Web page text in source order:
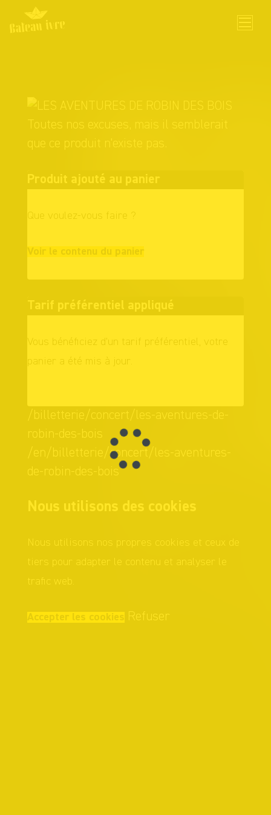
content
Toutes nos excuses, mais il semblerait
que ce produit n'existe pas.
Produit ajouté au panier
Que voulez-vous faire ?
Voir le contenu du panier
Tarif préférentiel appliqué
Vous bénéficiez d'un tarif préférentiel, votre
panier a été mis à jour.
/billetterie/concert/les-aventures-de-
robin-des-bois
/en/billetterie/concert/les-aventures-
de-robin-des-bois
Nous utilisons des cookies
Nous utilisons nos propres cookies et ceux de
tiers pour adapter le contenu et analyser le
trafic web.
Accepter les cookies Refuser